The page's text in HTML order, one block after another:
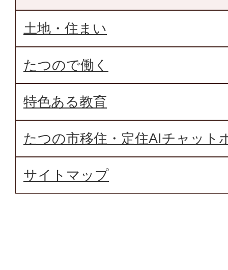
土地・住まい
たつので働く
特色ある教育
たつの市移住・定住AIチャット
サイトマップ